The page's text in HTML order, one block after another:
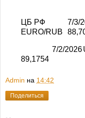
ЦБ РФ 7/3/
EURO/RUB
7/2/2026
89,1754
Admin на 14:42
Поделиться